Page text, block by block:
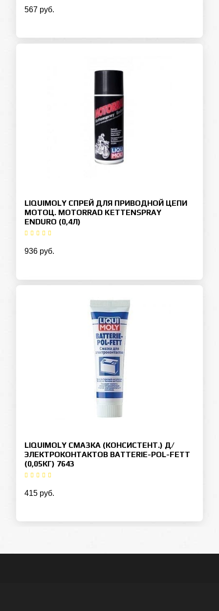
567 руб.
LIQUIMOLY СПРЕЙ ДЛЯ ПРИВОДНОЙ ЦЕПИ
МОТОЦ. MOTORRAD KETTENSPRAY
ENDURO (0,4Л)
936 руб.
LIQUIMOLY СМАЗКА (КОНСИСТЕНТ.) Д/
ЭЛЕКТРОКОНТАКТОВ BATTERIE-POL-FETT
(0,05КГ) 7643
415 руб.